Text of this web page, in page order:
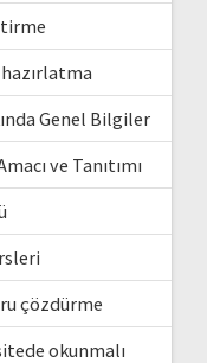
Genel Bilgiler
ve Tanıtımı
çözdürme
okunmalı